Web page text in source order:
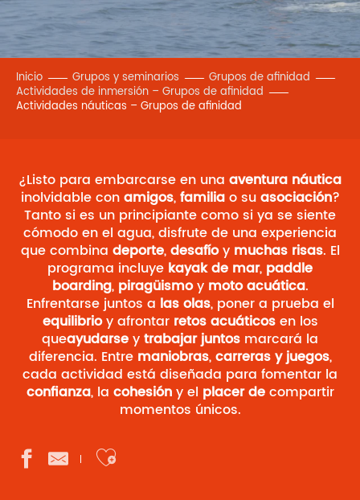
Inicio Grupos y seminarios
Grupos de afinidad
Actividades de inmersión – Grupos de afinidad
Actividades náuticas – Grupos de afinidad
¿Listo para embarcarse en una aventura náutica
inolvidable conamigos,familiao suasociación?
Tanto si es un principiante como si ya se siente
cómodo en el agua, disfrute de una experiencia
que combina deporte,desafíoy muchas risas. El
programa incluye kayak de mar, paddle
boarding, piragüismoy moto acuática.
Enfrentarse juntos a las olas, poner a prueba el
equilibrioy afrontar retos acuáticosen los
queayudarseytrabajar juntos marcará la
diferencia. Entre maniobras,carreras y juegos,
cada actividad está diseñada para fomentar la
confianza, la cohesióny el placer decompartir
momentos únicos.
Ajouter aux favoris